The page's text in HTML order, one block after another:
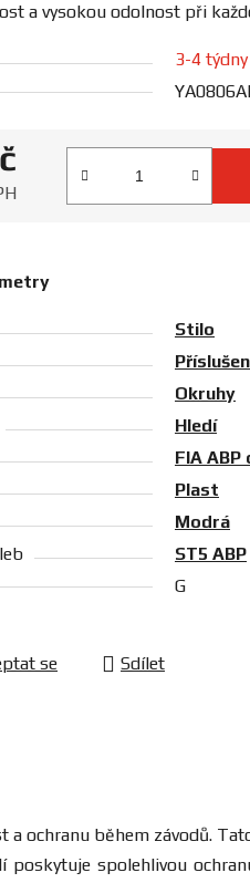
a vysokou odolnost při
3-4 týdny
Stilo
Okruhy
Hledí
FIA
Plast
Modrá
ST5 ABP
G
se Sdílet
ochranu během závodů.
spolehlivou